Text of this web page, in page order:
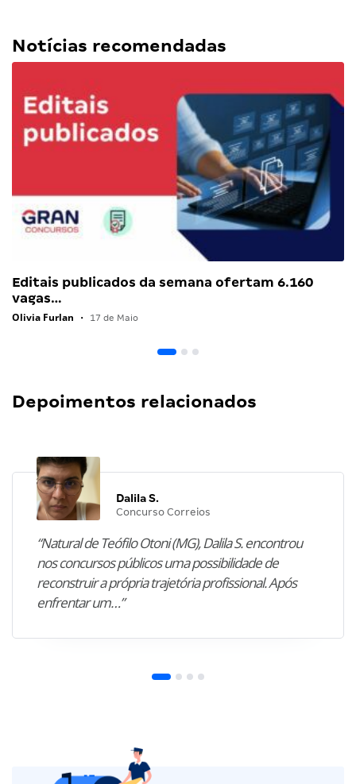
Notícias recomendadas
Editais publicados da semana ofertam 6.160
vagas…
Olivia Furlan • 17 de Maio
Depoimentos relacionados
Dalila S.
Concurso Correios
“Natural de Teófilo Otoni (MG), Dalila S. encontrou
nos concursos públicos uma possibilidade de
reconstruir a própria trajetória profissional. Após
enfrentar um…”